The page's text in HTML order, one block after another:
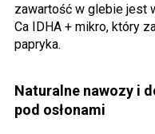
zawartość w glebie jest
Ca IDHA + mikro, który
papryka.
Naturalne nawozy i
pod osłonami